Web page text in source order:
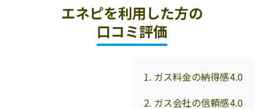
エネピを利用した方の
口コミ評価
1. ガス料金の納得感4.0
2. ガス会社の信頼感4.0